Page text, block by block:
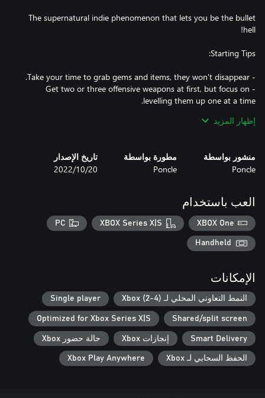
The supernatural indie phenomenon that lets you be the bullet
- Get two or three offensive weapons at first, but focus on
إظهار المزيد
منشور بواسطة
Poncle
مطورة بواسطة
Poncle
تاريخ الإصدار
20‏/10‏/2022
العب باستخدام
XBOX One
XBOX Series X|S
PC
Handheld
الإمكانات
النمط التعاوني المحلي لـ Xbox (2-4) Single player
Shared/split screen
Optimized for Xbox Series X|S
Smart Delivery إنجازات Xbox حالة حضور Xbox
الحفظ السحابي لـ Xbox Xbox Play Anywhere